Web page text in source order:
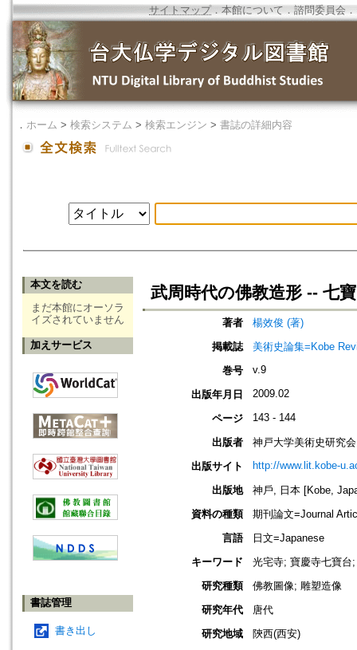
サイトマップ．本館について ． 諮問委員会 ．
． ホーム > 検索システム > 検索エンジン > 書誌の詳細内容
本文を読む
まだ本館にオーソラ
イズされていません
加えサービス
書誌管理
書き出し
武周時代の佛教造形 -- 七
著者
楊效俊 (著)
掲載誌
美術史論集=Kobe
巻号
v.9
出版年月日 2009.02
ページ 143 - 144
出版者
神戸大学美術史研究会
出版サイト
http://www.lit.kobe-
出版地
神戶, 日本 [Kobe,
資料の種類
期刊論文=Journal
言語
日文=Japanese
キーワード
光宅寺; 寶慶寺七寶台
研究種類
佛教圖像; 雕塑造像
研究年代
唐代
研究地域
陝西(西安)